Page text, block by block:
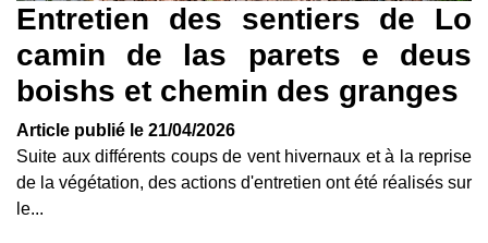
Entretien des sentiers de Lo
camin de las parets e deus
boishs et chemin des granges
Article publié le 21/04/2026
Suite aux différents coups de vent hivernaux et à la reprise
de la végétation, des actions d'entretien ont été réalisés sur
le...